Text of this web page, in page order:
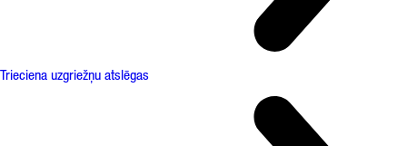
Trieciena uzgriežņu atslēgas